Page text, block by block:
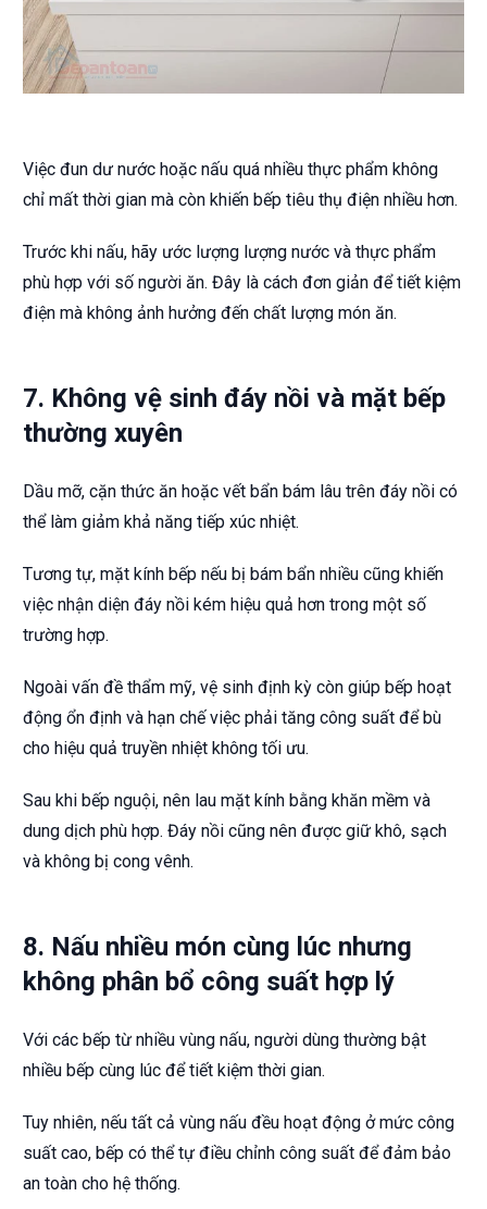
Việc đun dư nước hoặc nấu quá nhiều thực phẩm không
chỉ mất thời gian mà còn khiến bếp tiêu thụ điện nhiều hơn.
Trước khi nấu, hãy ước lượng lượng nước và thực phẩm
phù hợp với số người ăn. Đây là cách đơn giản để tiết kiệm
điện mà không ảnh hưởng đến chất lượng món ăn.
7. Không vệ sinh đáy nồi và mặt bếp
thường xuyên
Dầu mỡ, cặn thức ăn hoặc vết bẩn bám lâu trên đáy nồi có
thể làm giảm khả năng tiếp xúc nhiệt.
Tương tự, mặt kính bếp nếu bị bám bẩn nhiều cũng khiến
việc nhận diện đáy nồi kém hiệu quả hơn trong một số
trường hợp.
Ngoài vấn đề thẩm mỹ, vệ sinh định kỳ còn giúp bếp hoạt
động ổn định và hạn chế việc phải tăng công suất để bù
cho hiệu quả truyền nhiệt không tối ưu.
Sau khi bếp nguội, nên lau mặt kính bằng khăn mềm và
dung dịch phù hợp. Đáy nồi cũng nên được giữ khô, sạch
và không bị cong vênh.
8. Nấu nhiều món cùng lúc nhưng
không phân bổ công suất hợp lý
Với các bếp từ nhiều vùng nấu, người dùng thường bật
nhiều bếp cùng lúc để tiết kiệm thời gian.
Tuy nhiên, nếu tất cả vùng nấu đều hoạt động ở mức công
suất cao, bếp có thể tự điều chỉnh công suất để đảm bảo
an toàn cho hệ thống.